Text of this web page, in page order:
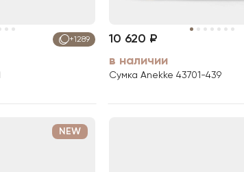
+1289
10 620 ₽
в наличии
Сумка Anekke 43701-439
NEW